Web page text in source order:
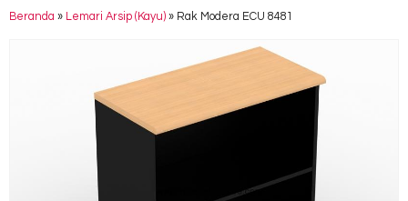
Beranda » Lemari Arsip (Kayu) » Rak Modera ECU 8481